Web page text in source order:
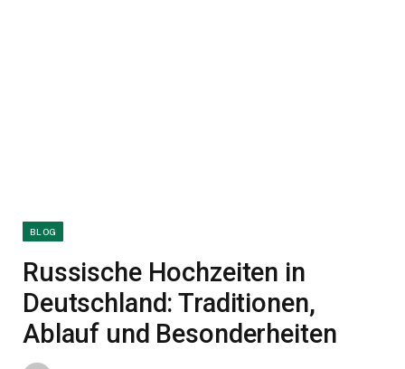
BLOG
Russische Hochzeiten in
Deutschland: Traditionen,
Ablauf und Besonderheiten